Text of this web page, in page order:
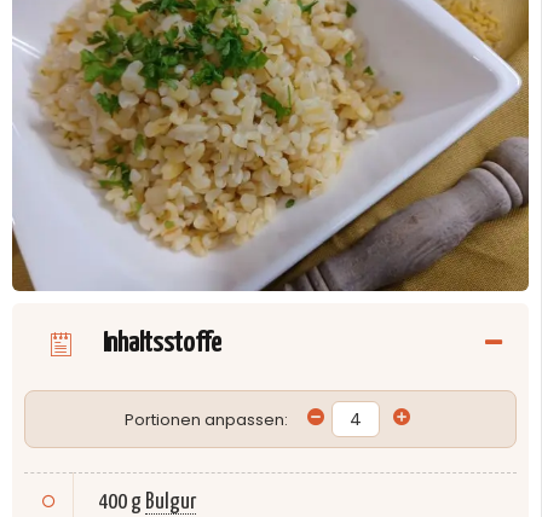
Inhaltsstoffe
Portionen anpassen:
400 g Bulgur